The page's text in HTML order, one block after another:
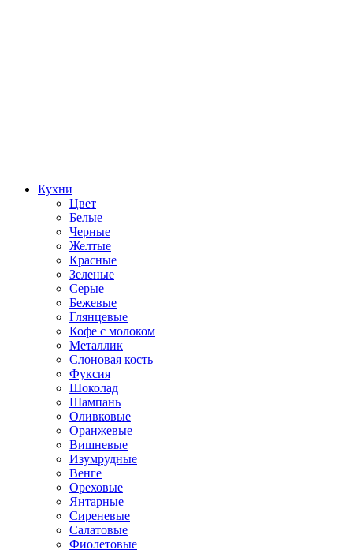
Кухни
Цвет
Белые
Черные
Желтые
Красные
Зеленые
Серые
Бежевые
Глянцевые
Кофе с молоком
Металлик
Слоновая кость
Фуксия
Шоколад
Шампань
Оливковые
Оранжевые
Вишневые
Изумрудные
Венге
Ореховые
Янтарные
Сиреневые
Салатовые
Фиолетовые